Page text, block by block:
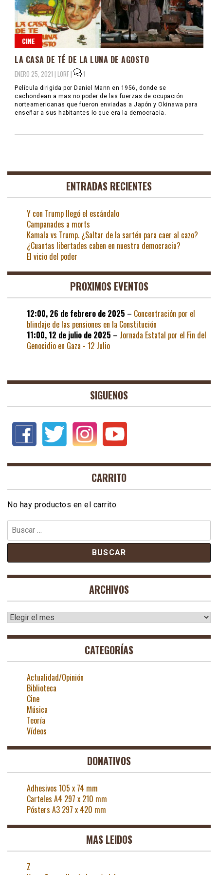
CINE
LA CASA DE TÉ DE LA LUNA DE AGOSTO
ENERO 25, 2021 | LORF| 1
Película dirigida por Daniel Mann en 1956, donde se
cachondean a mas no poder de las fuerzas de ocupación
norteamericanas que fueron enviadas a Japón y Okinawa para
enseñar a sus habitantes lo que era la democracia.
ENTRADAS RECIENTES
Y con Trump llegó el escándalo
Campanades a morts
Kamala vs Trump. ¿Saltar de la sartén para caer al cazo?
¿Cuantas libertades caben en nuestra democracia?
El vicio del poder
PROXIMOS EVENTOS
12:00, 26 de febrero de 2025 – Concentración por el
blindaje de las pensiones en la Constitución
11:00, 12 de julio de 2025 – Jornada Estatal por el Fin del
Genocidio en Gaza - 12 Julio
SIGUENOS
CARRITO
No hay productos en el carrito.
Buscar:
ARCHIVOS
Archivos
CATEGORÍAS
Actualidad/Opinión
Biblioteca
Cine
Música
Teoría
Vídeos
DONATIVOS
Adhesivos 105 x 74 mm
Carteles A4 297 x 210 mm
Pósters A3 297 x 420 mm
MAS LEIDOS
Z